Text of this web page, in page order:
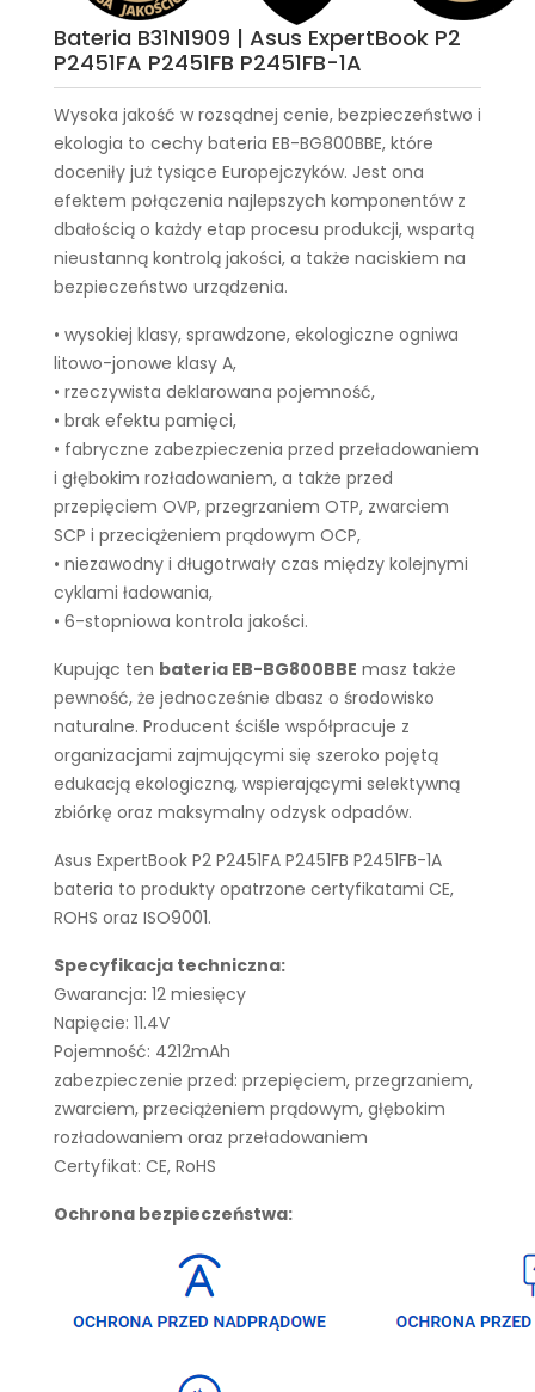
Bateria B31N1909 | Asus ExpertBook P2
P2451FA P2451FB P2451FB-1A
Wysoka jakość w rozsądnej cenie, bezpieczeństwo i
ekologia to cechy bateria EB-BG800BBE, które
doceniły już tysiące Europejczyków. Jest ona
efektem połączenia najlepszych komponentów z
dbałością o każdy etap procesu produkcji, wspartą
nieustanną kontrolą jakości, a także naciskiem na
bezpieczeństwo urządzenia.
• wysokiej klasy, sprawdzone, ekologiczne ogniwa
litowo-jonowe klasy A,
• rzeczywista deklarowana pojemność,
• brak efektu pamięci,
• fabryczne zabezpieczenia przed przeładowaniem
i głębokim rozładowaniem, a także przed
przepięciem OVP, przegrzaniem OTP, zwarciem
SCP i przeciążeniem prądowym OCP,
• niezawodny i długotrwały czas między kolejnymi
cyklami ładowania,
• 6-stopniowa kontrola jakości.
Kupując ten bateria EB-BG800BBE masz także
pewność, że jednocześnie dbasz o środowisko
naturalne. Producent ściśle współpracuje z
organizacjami zajmującymi się szeroko pojętą
edukacją ekologiczną, wspierającymi selektywną
zbiórkę oraz maksymalny odzysk odpadów.
Asus ExpertBook P2 P2451FA P2451FB P2451FB-1A
bateria to produkty opatrzone certyfikatami CE,
ROHS oraz ISO9001.
Specyfikacja techniczna:
Gwarancja: 12 miesięcy
Napięcie: 11.4V
Pojemność: 4212mAh
zabezpieczenie przed: przepięciem, przegrzaniem,
zwarciem, przeciążeniem prądowym, głębokim
rozładowaniem oraz przeładowaniem
Certyfikat: CE, RoHS
Ochrona bezpieczeństwa: